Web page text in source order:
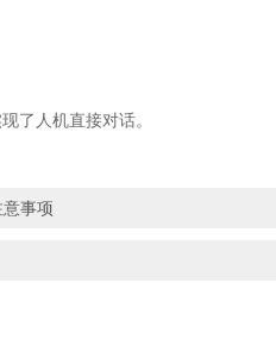
人机直接对话。
事项